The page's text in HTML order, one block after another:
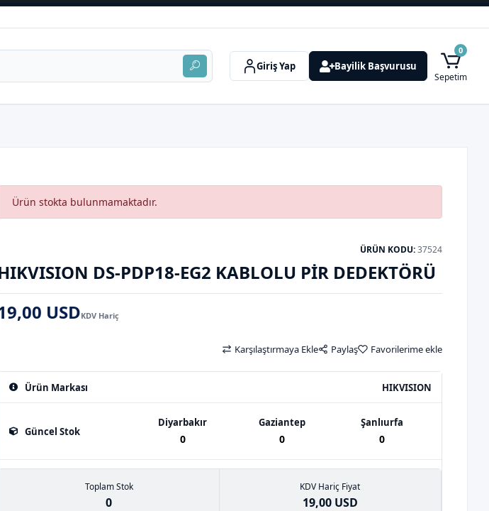
Giriş Yap Bayilik Başvurusu
0
Sepetim
ÜRÜN KODU:37524
DS-PDP18-EG2 KABLOLU PIR DEDEKTÖRÜ
USDKDV Hariç
Ürün Markası HIKVISION
Güncel Stok
Diyarbakır
0
Gaziantep
0
Şanlıurfa
0
Toplam Stok
0
KDV Hariç Fiyat
19,00 USD
Karşılaştırmaya Ekle Paylaş Favorilerime ekle
Ürün stokta bulunmamaktadır.